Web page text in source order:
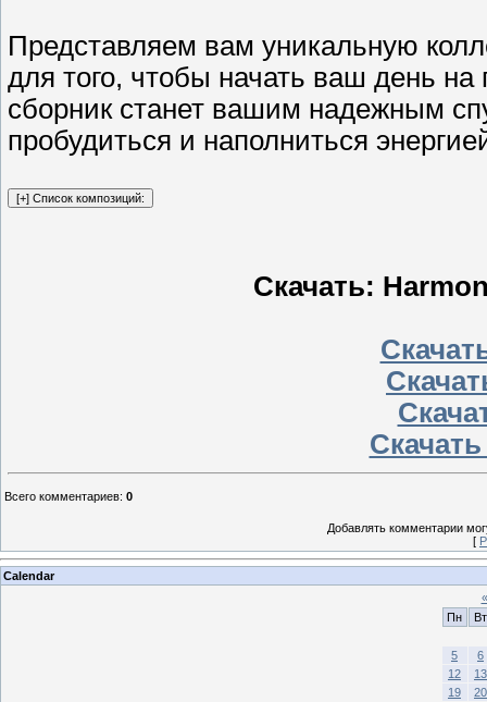
Представляем вам уникальную
для того, чтобы начать ваш день
сборник станет вашим надежным
пробудиться и наполниться
Скачать:
Всего комментариев: 0
Добавлять комментарии
[
Calendar
«
Пн
Вт
5
6
12
13
19
20